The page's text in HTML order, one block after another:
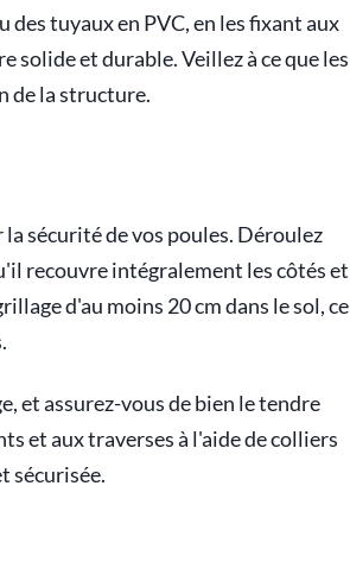
tuyaux en PVC, en les fixant aux
solide et durable. Veillez à ce que les
de la structure.
sécurité de vos poules. Déroulez
recouvre intégralement les côtés et
d'au moins 20 cm dans le sol, ce
et assurez-vous de bien le tendre
et aux traverses à l'aide de colliers
sécurisée.